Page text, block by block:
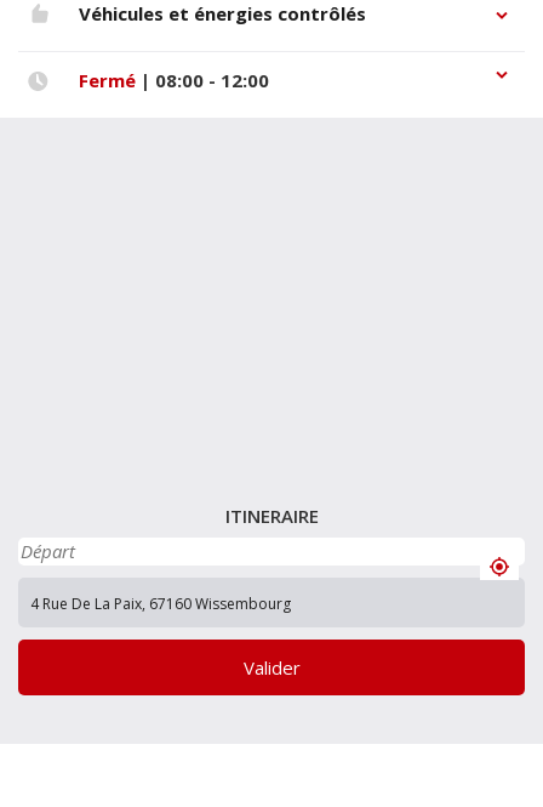
Véhicules et énergies contrôlés
Fermé| 08:00 - 12:00
ITINERAIRE
Valider